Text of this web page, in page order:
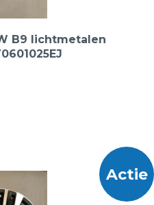
B9 lichtmetalen
Actie